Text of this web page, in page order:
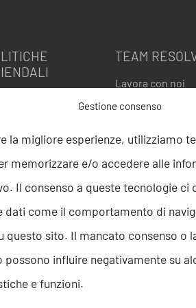
Gestione consenso
la migliore esperienze, utilizziamo
memorizzare e/o accedere alle
Il consenso a queste tecnologie ci
dati come il comportamento di
questo sito. Il mancato consenso o
possono influire negativamente su
e funzioni.
etico
per la Parità di
per la sicurezza
TEAM
Lavora con noi